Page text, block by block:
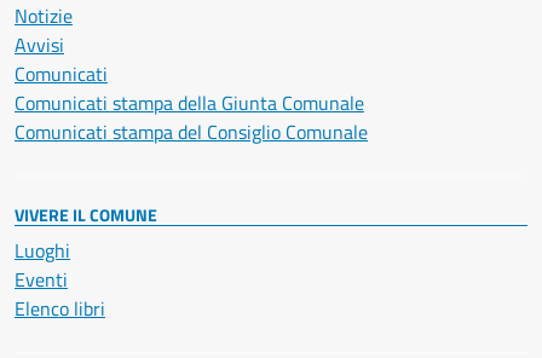
Notizie
Avvisi
Comunicati
Comunicati stampa della Giunta Comunale
Comunicati stampa del Consiglio Comunale
VIVERE IL COMUNE
Luoghi
Eventi
Elenco libri